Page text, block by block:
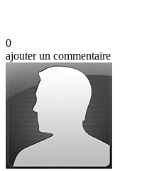
0
ajouter un commentaire